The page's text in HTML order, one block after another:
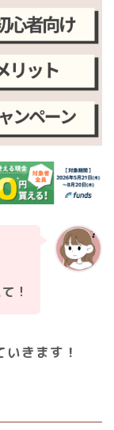
！
きます！